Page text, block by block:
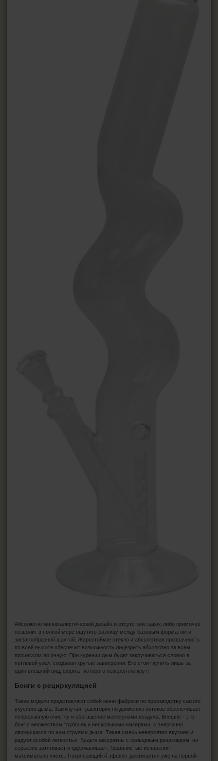
Абсолютно минималистический дизайн и отсутствие каких-либо примочек
позволит в полной мере ощутить разницу между базовым форматом и
зигзагообразной шахтой. Жаростойкое стекло и абсолютная прозрачность
по всей высоте обеспечит возможность лицезреть абсолютно за всем
процессом во очную. При курении дым будет закручиваться словно в
петлевой узел, создавая крутые завихрения. Его стоит купить лишь за
один внешний вид, формат которого невероятно крут!
Бонги с рециркуляцией
Такие модели представляют собой мини фабрики по производству самого
вкусного дыма. Замкнутая траектория по движению потоков обеспечивает
непрерывную очистку и обогащение молекулами воздуха. Внешне - это
бонг с множеством трубочек и несколькими камерами, с энергично
движущимся по ним струями дыма. Такая смесь невероятно вкусная и
радует особой легкостью. Будьте аккуратны с кольцевым рециклером: он
серьезно затягивает и одурманивает. Травянистые испарения
максимально чисты. Потрясающий й эффект достигается уже на первой